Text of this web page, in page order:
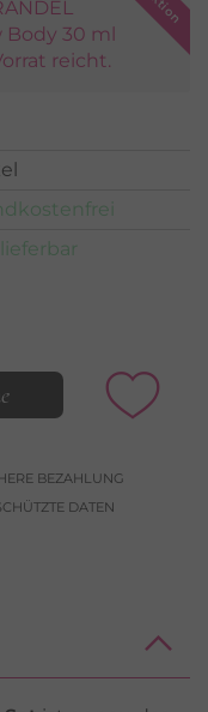
Body 30 ml
reicht.
BEZAHLUNG
DATEN